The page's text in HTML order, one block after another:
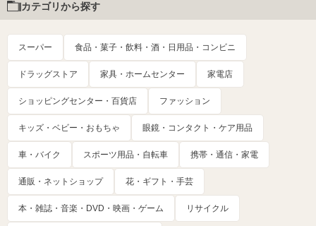
カテゴリから探す
スーパー 食品・菓子・飲料・酒・日用品・コンビニ
ドラッグストア 家具・ホームセンター 家電店
ショッピングセンター・百貨店 ファッション
キッズ・ベビー・おもちゃ 眼鏡・コンタクト・ケア用品
車・バイク スポーツ用品・自転車 携帯・通信・家電
通販・ネットショップ 花・ギフト・手芸
本・雑誌・音楽・DVD・映画・ゲーム リサイクル